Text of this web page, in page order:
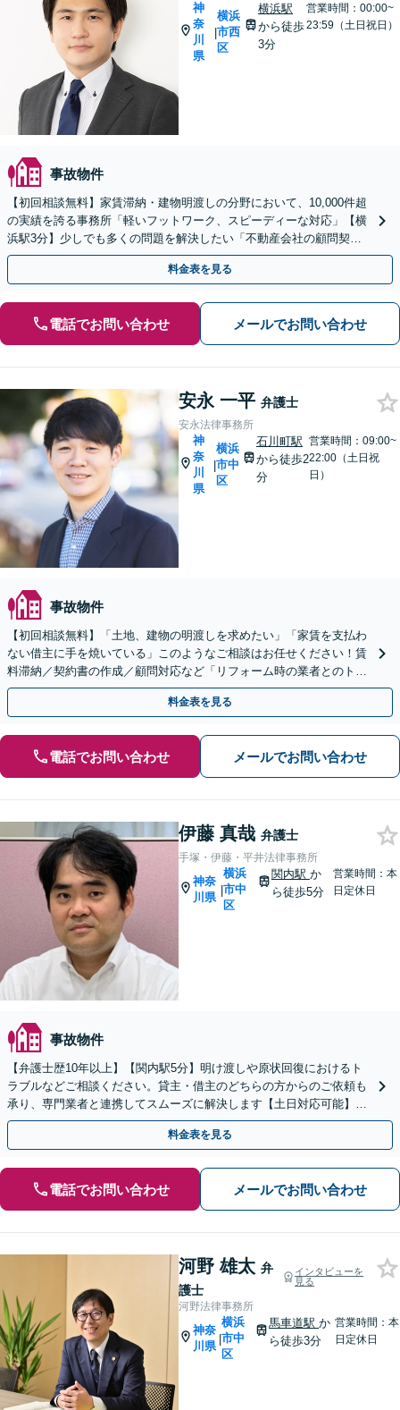
神
奈
川
県
|
横浜
市西
区
横浜駅
から徒歩
3分
営業時間：00:00~
23:59（土日祝日）
事故物件
【初回相談無料】家賃滞納・建物明渡しの分野において、10,000件超
の実績を誇る事務所「軽いフットワーク、スピーディーな対応」【横
浜駅3分】少しでも多くの問題を解決したい「不動産会社の顧問契約
が多数」【完全個室対応】
料金表を見る
電話でお問い合わせ メールでお問い合わせ
安永 一平 弁護士
安永法律事務所
神
奈
川
県
|
横浜
市中
区
石川町駅
から徒歩2
分
営業時間：09:00~
22:00（土日祝
日）
事故物件
【初回相談無料】「土地、建物の明渡しを求めたい」「家賃を支払わ
ない借主に手を焼いている」このようなご相談はお任せください！賃
料滞納／契約書の作成／顧問対応など「リフォーム時の業者とのトラ
ブル対応も」【夜間・休日面談可】【電話相談対応】
料金表を見る
電話でお問い合わせ メールでお問い合わせ
伊藤 真哉 弁護士
手塚・伊藤・平井法律事務所
神奈
川県
|
横浜
市中
区
関内駅 か
ら徒歩5分
営業時間：本
日定休日
事故物件
【弁護士歴10年以上】【関内駅5分】明け渡しや原状回復におけるト
ラブルなどご相談ください。貸主・借主のどちらの方からのご依頼も
承り、専門業者と連携してスムーズに解決します【土日対応可能】
【子連れ相談可】
料金表を見る
電話でお問い合わせ メールでお問い合わせ
河野 雄太 弁
護士
インタビューを
見る
河野法律事務所
神奈
川県
|
横浜
市中
区
馬車道駅か
ら徒歩3分
営業時間：本
日定休日